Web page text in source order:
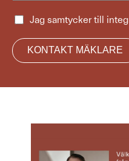
Jag samtycker till